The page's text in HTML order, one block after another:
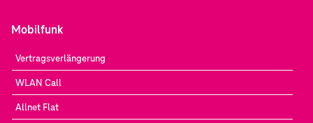
Mobilfunk
Vertragsverlängerung
WLAN Call
Allnet Flat